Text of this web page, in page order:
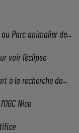
Parc animalier de...
voir l’éclipse
à la recherche de...
Nice